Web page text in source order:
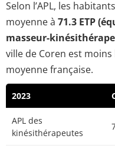
Selon l’APL, les
moyenne à 71.3 ETP
masseur-
ville de Coren est
moyenne française.
2023
APL des
kinésithérapeutes